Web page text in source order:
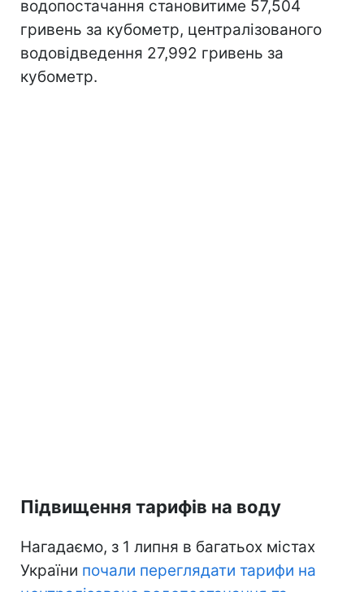
водопостачання становитиме 57,504
гривень за кубометр, централізованого
водовідведення 27,992 гривень за
кубометр.
Підвищення тарифів на воду
Нагадаємо, з 1 липня в багатьох містах
України почали переглядати тарифи на